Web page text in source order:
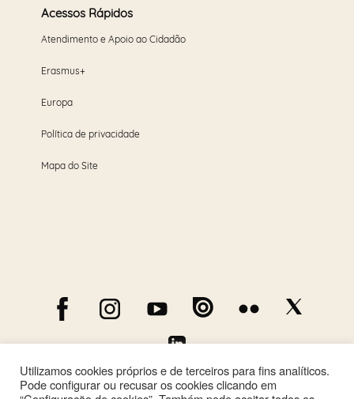
Acessos Rápidos
Atendimento e Apoio ao Cidadão
Erasmus+
Europa
Política de privacidade
Mapa do Site
Utilizamos cookies próprios e de terceiros para fins analíticos.
Pode configurar ou recusar os cookies clicando em